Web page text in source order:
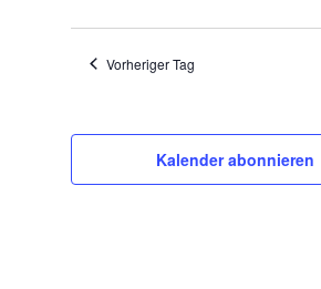
Vorheriger Tag
Kalender abonnieren